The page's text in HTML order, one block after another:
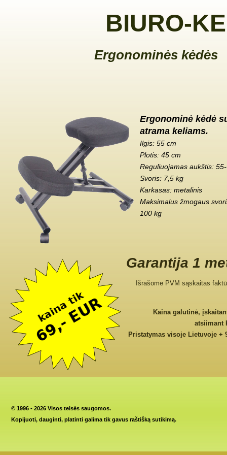
BIURO-
Ergonominės kėdės
Ergonominė kėdė
atrama keliams.
Ilgis: 55 cm
Plotis: 45 cm
Reguliuojamas aukštis:
Svoris: 7,5 kg
Karkasas: metalinis
Maksimalus žmogaus
100 kg
Garantija 1
Išrašome PVM sąskaitas
Kaina galutinė,
atsiimant
Pristatymas visoje Lietuvoje +
© 1996 - 2026 Visos teisės saugomos.
Kopijuoti, dauginti, platinti galima tik gavus raštišką sutikimą.